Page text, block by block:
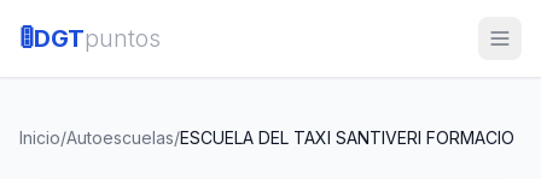
🚦DGTpuntos
Inicio/Autoescuelas/ESCUELA DEL TAXI SANTIVERI FORMACIO